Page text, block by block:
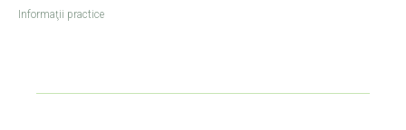
Informaţii practice